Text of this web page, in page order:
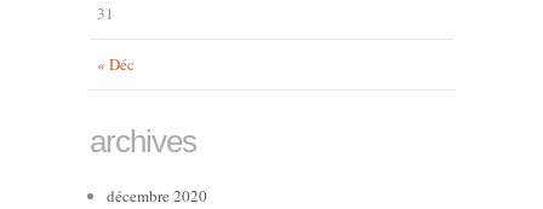
« Déc
31
archives
décembre 2020